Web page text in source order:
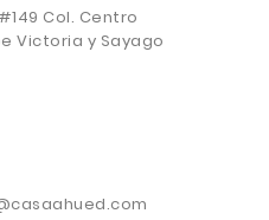
Col. Centro
Victoria y Sayago